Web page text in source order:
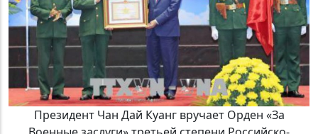
Президент Чан Дай Куанг вручает Орден «За